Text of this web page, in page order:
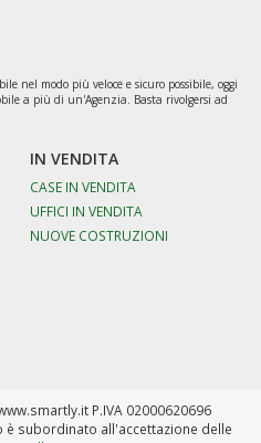
nel modo più veloce e sicuro possibile, oggi
a più di un'Agenzia. Basta rivolgersi ad
IN VENDITA
CASE IN VENDITA
UFFICI IN VENDITA
NUOVE COSTRUZIONI
P.IVA 02000620696
subordinato all'accettazione delle